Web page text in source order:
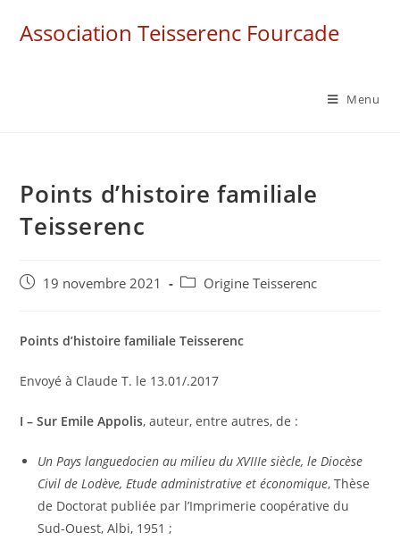
Association Teisserenc Fourcade
Menu
Points d’histoire familiale
Teisserenc
Post19 novembre 2021
PostOrigine Teisserenc
Points d’histoire familiale Teisserenc
Envoyé à Claude T. le 13.01/.2017
I – Sur Emile Appolis, auteur, entre autres, de :
Un Pays languedocien au milieu du XVIIIe siècle, le Diocèse
Civil de Lodève, Etude administrative et économique, Thèse
de Doctorat publiée par l’Imprimerie coopérative du
Sud-Ouest, Albi, 1951 ;